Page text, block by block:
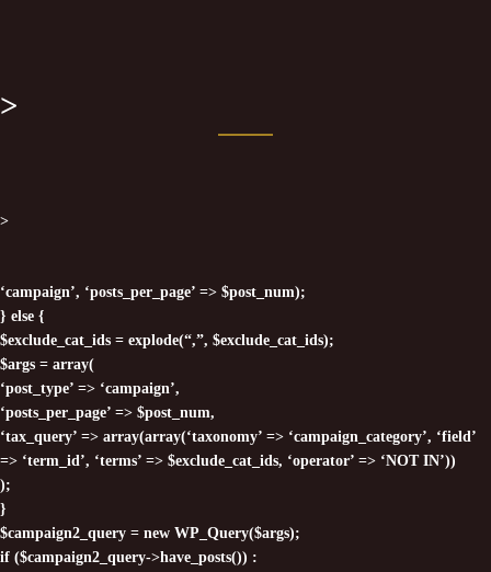
>
>
‘campaign’, ‘posts_per_page’ => $post_num);
} else {
$exclude_cat_ids = explode(“,”, $exclude_cat_ids);
$args = array(
‘post_type’ => ‘campaign’,
‘posts_per_page’ => $post_num,
‘tax_query’ => array(array(‘taxonomy’ => ‘campaign_category’, ‘field’
=> ‘term_id’, ‘terms’ => $exclude_cat_ids, ‘operator’ => ‘NOT IN’))
);
}
$campaign2_query = new WP_Query($args);
if ($campaign2_query->have_posts()) :